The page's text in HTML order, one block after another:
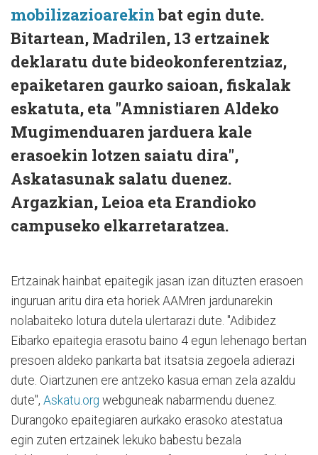
mobilizazioarekinbat egin dute.
Bitartean, Madrilen, 13 ertzainek
deklaratu dute bideokonferentziaz,
epaiketaren gaurko saioan, fiskalak
eskatuta, eta "Amnistiaren Aldeko
Mugimenduaren jarduera kale
erasoekin lotzen saiatu dira",
Askatasunak salatu duenez.
Argazkian, Leioa eta Erandioko
campuseko elkarretaratzea.
Ertzainak hainbat epaitegik jasan izan dituzten erasoen
inguruan aritu dira eta horiek AAMren jardunarekin
nolabaiteko lotura dutela ulertarazi dute. "Adibidez
Eibarko epaitegia erasotu baino 4 egun lehenago bertan
presoen aldeko pankarta bat itsatsia zegoela adierazi
dute. Oiartzunen ere antzeko kasua eman zela azaldu
dute", Askatu.org webguneak nabarmendu duenez.
Durangoko epaitegiaren aurkako erasoko atestatua
egin zuten ertzainek lekuko babestu bezala